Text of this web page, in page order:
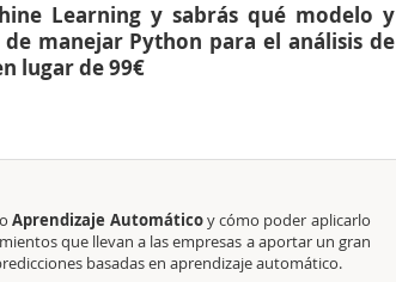
Learning y sabrás qué modelo y
manejar Python para el análisis de
lugar de 99€
Aprendizaje Automáticoy cómo poder aplicarlo
que llevan a las empresas a aportar un gran
basadas en aprendizaje automático.